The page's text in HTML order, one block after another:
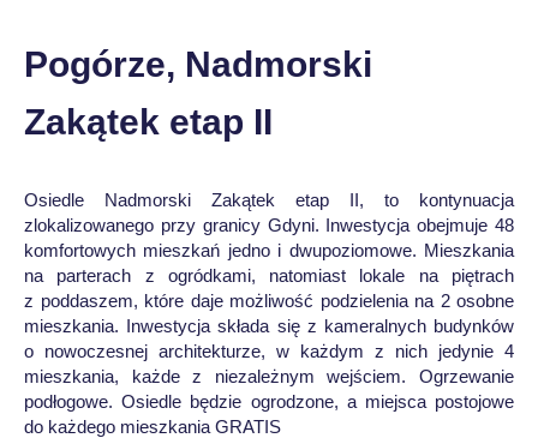
Pogórze, Nadmorski
Zakątek etap II
Osiedle Nadmorski Zakątek etap II, to kontynuacja
zlokalizowanego przy granicy Gdyni. Inwestycja obejmuje 48
komfortowych mieszkań jedno i dwupoziomowe. Mieszkania
na parterach z ogródkami, natomiast lokale na piętrach
z poddaszem, które daje możliwość podzielenia na 2 osobne
mieszkania. Inwestycja składa się z kameralnych budynków
o nowoczesnej architekturze, w każdym z nich jedynie 4
mieszkania, każde z niezależnym wejściem. Ogrzewanie
podłogowe. Osiedle będzie ogrodzone, a miejsca postojowe
do każdego mieszkania GRATIS